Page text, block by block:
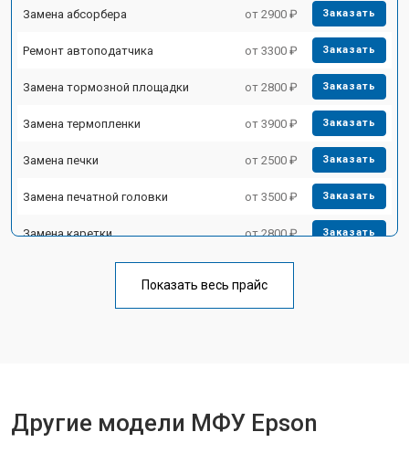
Замена абсорбера от 2900 ₽ Заказать
Ремонт автоподатчика от 3300 ₽ Заказать
Замена тормозной площадки от 2800 ₽ Заказать
Замена термопленки от 3900 ₽ Заказать
Замена печки от 2500 ₽ Заказать
Замена печатной головки от 3500 ₽ Заказать
Замена каретки от 2800 ₽ Заказать
Замена блока питания от 2500 ₽
Показать весь прайс
Другие модели МФУ Epson